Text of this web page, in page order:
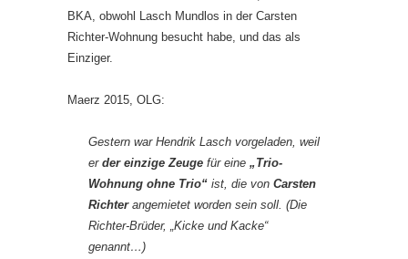
BKA, obwohl Lasch Mundlos in der Carsten
Richter-Wohnung besucht habe, und das als
Einziger.
Maerz 2015, OLG:
Gestern war Hendrik Lasch vorgeladen, weil
er der einzige Zeuge für eine „Trio-
Wohnung ohne Trio“ ist, die von Carsten
Richterangemietet worden sein soll. (Die
Richter-Brüder, „Kicke und Kacke“
genannt…)